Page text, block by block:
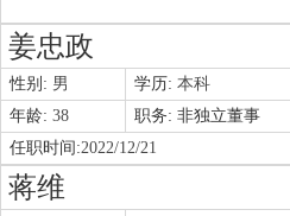
姜忠政
性别: 男 学历: 本科
年龄: 38 职务: 非独立董事
任职时间:2022/12/21
蒋维